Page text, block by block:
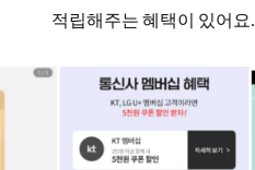
적립해주는 혜택이 있어요.